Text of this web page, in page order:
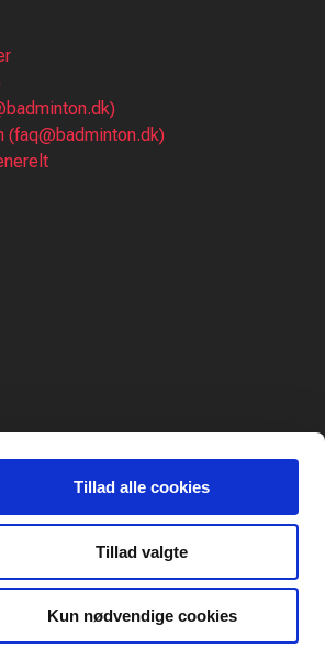
Tillad alle cookies
Tillad valgte
Kun nødvendige cookies
(faq@badminton.dk)